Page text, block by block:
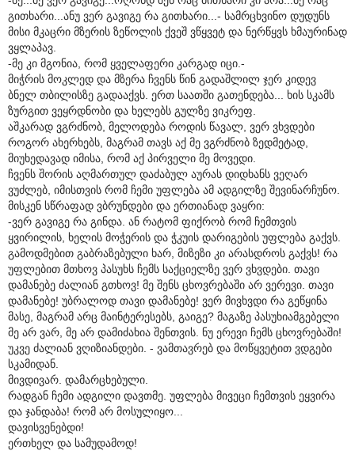
გითხარი...ანუ ვერ გავიგე რა გითხარი...- სამრცხვინო დუდუნს
მისი მკაცრი მზერის ზეწოლის ქვეშ ვწყვეტ და ნერწყვს ხმაურინად
ვყლაპავ.
-მე კი მგონია, რომ ყველაფერი კარგად იცი.-
მიჭრის მოკლედ და მზერა ჩვენს წინ გადაშლილ ჯერ კიდევ
ბნელ თბილისზე გადააქვს. ერთ საათში გათენდება... ხის სკამს
ზურგით ვეყრდნობი და ხელებს გულზე ვიკრეფ.
აშკარად ვგრძნობ, მელოდება როდის წავალ, ვერ ვხვდები
როგორ ახერხებს, მაგრამ თავს აქ მე ვგრძნობ ზედმეტად,
მიუხედავად იმისა, რომ აქ პირველი მე მოვედი.
ჩვენს შორის აღმართულ დაძაბულ აურას დიდხანს ვეღარ
ვუძლებ, იმისთვის რომ ჩემი უფლება ამ ადგილზე შევინარჩუნო.
მისკენ სწრაფად ვბრუნდები და ერთიანად ვაყრი:
-ვერ გავიგე რა გინდა. ან რატომ ფიქრობ რომ ჩემთვის
ყვირილის, ხელის მოჭერის და ჭკუის დარიგების უფლება გაქვს.
გამოდმებით გაბრაზებული ხარ, მიზეზი კი არასდროს გაქვს! რა
უფლებით მთხოვ პასუხს ჩემს საქციელზე ვერ ვხვდები. თავი
დამანებე ძალიან გთხოვ! მე შენს ცხოვრებაში არ ვერევი. თავი
დამანებე! უბრალოდ თავი დამანებე! ვერ მივხვდი რა გეწყინა
მასე, მაგრამ არც მაინტერესებს, გაიგე? მაგაზე პასუხიამგებელი
მე არ ვარ, მე არ დამიძახია შენთვის. ნუ ერევი ჩემს ცხოვრებაში!
უკვე ძალიან ვღიზიანდები. - ვამთავრებ და მოწყვეტით ვდგები
სკამიდან.
მივდივარ. დამარცხებული.
რადგან ჩემი ადგილი დავთმე. უფლება მივეცი ჩემთვის ეყვირა
და ჯანდაბა! რომ არ მოსულიყო...
დავისვენებდი!
ერთხელ და სამუდამოდ!